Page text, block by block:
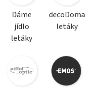
Dáme
jídlo
letáky
decoDoma
letáky